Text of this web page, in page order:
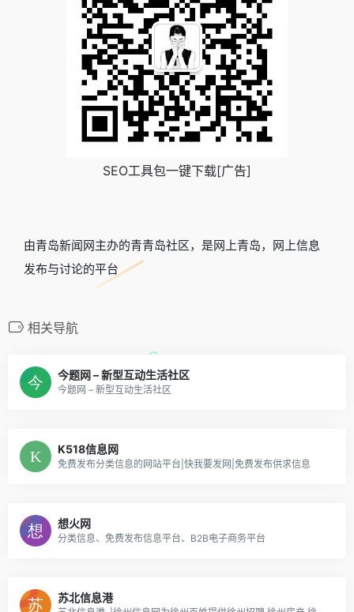
SEO工具包一键下载[广告]
由青岛新闻网主办的青青岛社区，是网上青岛，网上信息
发布与讨论的平台
相关导航
今题网 – 新型互动生活社区
今题网 – 新型互动生活社区
K518信息网
免费发布分类信息的网站平台|快我要发网|免费发布供求信息
想火网
分类信息、免费发布信息平台、B2B电子商务平台
苏北信息港